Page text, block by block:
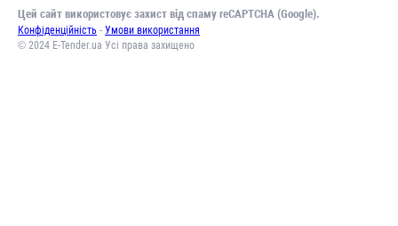
Цей сайт використовує захист від спаму reCAPTCHA (Google).
Конфіденційність - Умови використання
© 2024 E-Tender.ua Усі права захищено